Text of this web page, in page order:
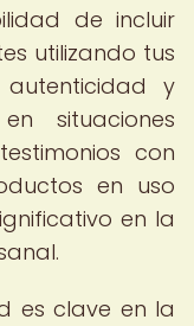
de incluir
utilizando tus
y
situaciones
con
en uso
en la
es clave en la